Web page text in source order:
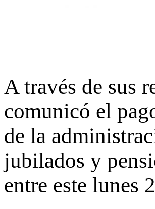
A través de sus
comunicó el
de la
jubilados y
entre este lunes